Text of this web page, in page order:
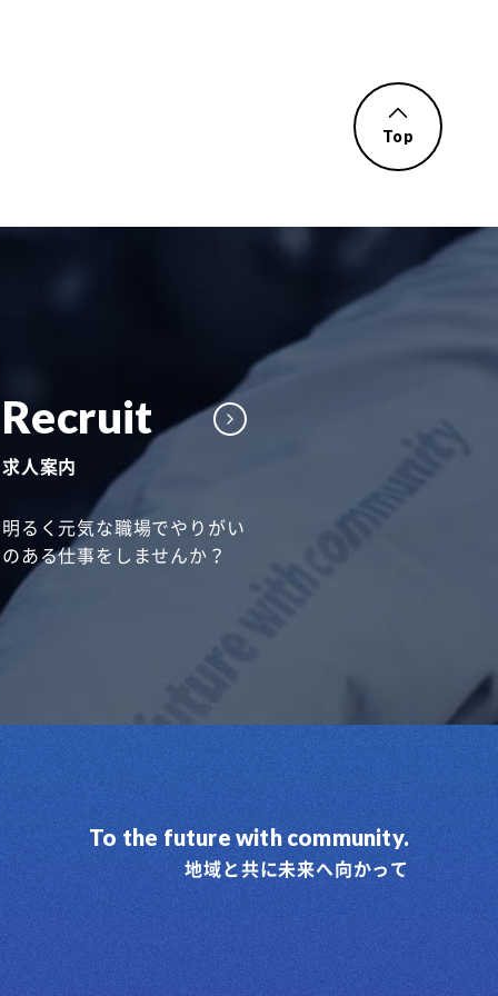
To the future with community.
地域と共に未来へ向かって
Recruit
求人案内
明るく元気な職場でやりがい
のある仕事をしませんか？
Top